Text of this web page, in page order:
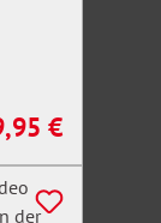
Preis:
€